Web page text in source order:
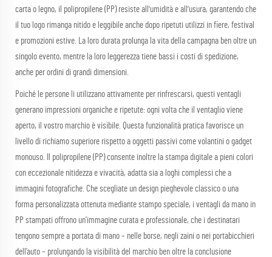
carta o legno, il polipropilene (PP) resiste all'umidità e all'usura, garantendo che
il tuo logo rimanga nitido e leggibile anche dopo ripetuti utilizzi in fiere, festival
e promozioni estive. La loro durata prolunga la vita della campagna ben oltre un
singolo evento, mentre la loro leggerezza tiene bassi i costi di spedizione,
anche per ordini di grandi dimensioni.
Poiché le persone li utilizzano attivamente per rinfrescarsi, questi ventagli
generano impressioni organiche e ripetute: ogni volta che il ventaglio viene
aperto, il vostro marchio è visibile. Questa funzionalità pratica favorisce un
livello di richiamo superiore rispetto a oggetti passivi come volantini o gadget
monouso. Il polipropilene (PP) consente inoltre la stampa digitale a pieni colori
con eccezionale nitidezza e vivacità, adatta sia a loghi complessi che a
immagini fotografiche. Che scegliate un design pieghevole classico o una
forma personalizzata ottenuta mediante stampo speciale, i ventagli da mano in
PP stampati offrono un’immagine curata e professionale, che i destinatari
tengono sempre a portata di mano – nelle borse, negli zaini o nei portabicchieri
dell’auto – prolungando la visibilità del marchio ben oltre la conclusione